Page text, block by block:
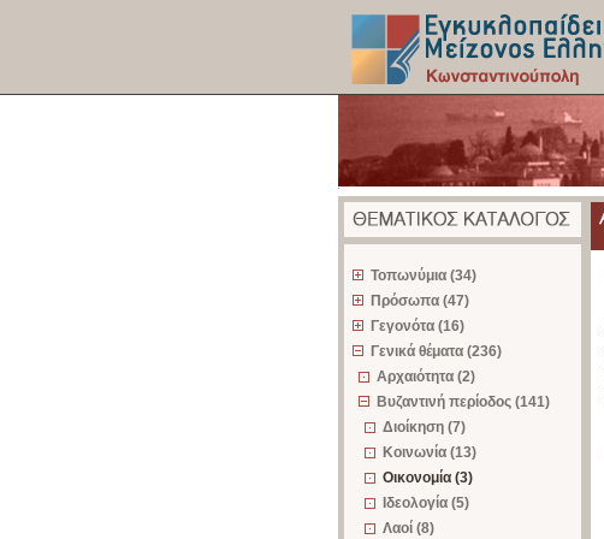
Τοπωνύμια (34)
Πρόσωπα (47)
Γεγονότα (16)
Γενικά θέματα (236)
Αρχαιότητα (2)
Βυζαντινή περίοδος (141)
Διοίκηση (7)
Κοινωνία (13)
Οικονομία (3)
Ιδεολογία (5)
Λαοί (8)